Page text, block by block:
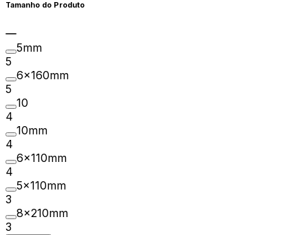
Tamanho do Produto
5mm
5
6x160mm
5
10
4
10mm
4
6x110mm
4
5x110mm
3
8x210mm
3